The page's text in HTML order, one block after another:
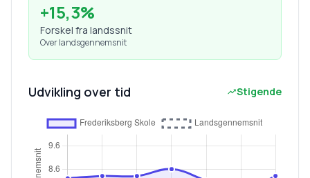
+15,3%
Forskel fra landssnit
Over landsgennemsnit
Udvikling over tid Stigende